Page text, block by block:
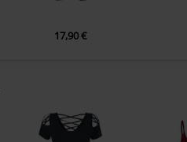
17,90 €